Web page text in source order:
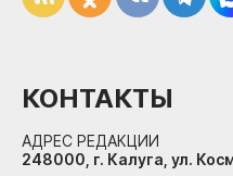
КОНТАКТЫ
АДРЕС РЕДАКЦИИ
248000, г. Калуга, ул.